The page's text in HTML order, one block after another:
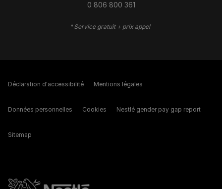
0 806 800 361
*Service gratuit + prix appel
Déclaration d'accessibilité Mentions légales
Données personnelles Cookies Nestlé gender pay gap report
Sitemap